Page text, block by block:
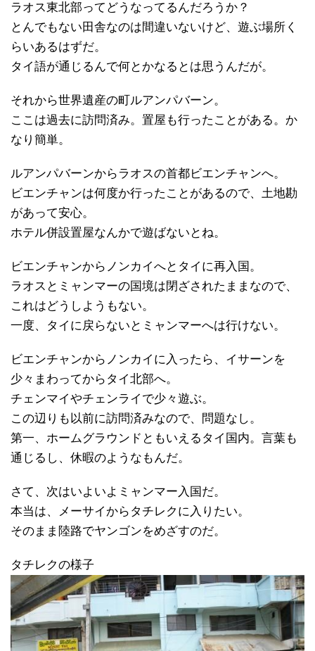
ラオス東北部ってどうなってるんだろうか？
とんでもない田舎なのは間違いないけど、遊ぶ場所く
らいあるはずだ。
タイ語が通じるんで何とかなるとは思うんだが。
それから世界遺産の町ルアンパバーン。
ここは過去に訪問済み。置屋も行ったことがある。か
なり簡単。
ルアンパバーンからラオスの首都ビエンチャンへ。
ビエンチャンは何度か行ったことがあるので、土地勘
があって安心。
ホテル併設置屋なんかで遊ばないとね。
ビエンチャンからノンカイへとタイに再入国。
ラオスとミャンマーの国境は閉ざされたままなので、
これはどうしようもない。
一度、タイに戻らないとミャンマーへは行けない。
ビエンチャンからノンカイに入ったら、イサーンを
少々まわってからタイ北部へ。
チェンマイやチェンライで少々遊ぶ。
この辺りも以前に訪問済みなので、問題なし。
第一、ホームグラウンドともいえるタイ国内。言葉も
通じるし、休暇のようなもんだ。
さて、次はいよいよミャンマー入国だ。
本当は、メーサイからタチレクに入りたい。
そのまま陸路でヤンゴンをめざすのだ。
タチレクの様子